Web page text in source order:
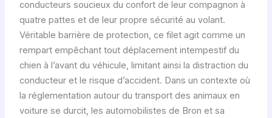
conducteurs soucieux du confort de leur compagnon à
quatre pattes et de leur propre sécurité au volant.
Véritable barrière de protection, ce filet agit comme un
rempart empêchant tout déplacement intempestif du
chien à l’avant du véhicule, limitant ainsi la distraction du
conducteur et le risque d’accident. Dans un contexte où
la réglementation autour du transport des animaux en
voiture se durcit, les automobilistes de Bron et sa